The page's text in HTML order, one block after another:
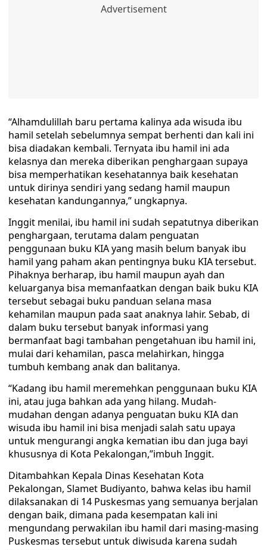
“Alhamdulillah baru pertama kalinya ada wisuda ibu
hamil setelah sebelumnya sempat berhenti dan kali ini
bisa diadakan kembali. Ternyata ibu hamil ini ada
kelasnya dan mereka diberikan penghargaan supaya
bisa memperhatikan kesehatannya baik kesehatan
untuk dirinya sendiri yang sedang hamil maupun
kesehatan kandungannya,” ungkapnya.
Inggit menilai, ibu hamil ini sudah sepatutnya diberikan
penghargaan, terutama dalam penguatan
penggunaan buku KIA yang masih belum banyak ibu
hamil yang paham akan pentingnya buku KIA tersebut.
Pihaknya berharap, ibu hamil maupun ayah dan
keluarganya bisa memanfaatkan dengan baik buku KIA
tersebut sebagai buku panduan selana masa
kehamilan maupun pada saat anaknya lahir. Sebab, di
dalam buku tersebut banyak informasi yang
bermanfaat bagi tambahan pengetahuan ibu hamil ini,
mulai dari kehamilan, pasca melahirkan, hingga
tumbuh kembang anak dan balitanya.
“Kadang ibu hamil meremehkan penggunaan buku KIA
ini, atau juga bahkan ada yang hilang. Mudah-
mudahan dengan adanya penguatan buku KIA dan
wisuda ibu hamil ini bisa menjadi salah satu upaya
untuk mengurangi angka kematian ibu dan juga bayi
khususnya di Kota Pekalongan,”imbuh Inggit.
Ditambahkan Kepala Dinas Kesehatan Kota
Pekalongan, Slamet Budiyanto, bahwa kelas ibu hamil
dilaksanakan di 14 Puskesmas yang semuanya berjalan
dengan baik, dimana pada kesempatan kali ini
mengundang perwakilan ibu hamil dari masing-masing
Puskesmas tersebut untuk diwisuda karena sudah